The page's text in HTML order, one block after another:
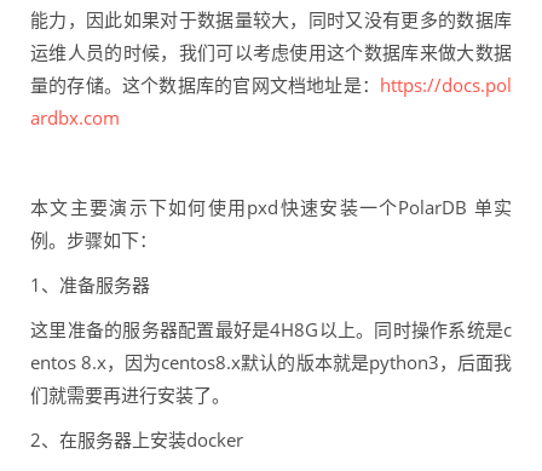
能力，因此如果对于数据量较大，同时又没有更多的数据库
运维人员的时候，我们可以考虑使用这个数据库来做大数据
量的存储。这个数据库的官网文档地址是： https://docs.pol
ardbx.com
本文主要演示下如何使用pxd快速安装一个PolarDB 单实
例。步骤如下：
1、准备服务器
这里准备的服务器配置最好是4H8G以上。同时操作系统是c
entos 8.x，因为centos8.x默认的版本就是python3，后面我
们就需要再进行安装了。
2、在服务器上安装docker